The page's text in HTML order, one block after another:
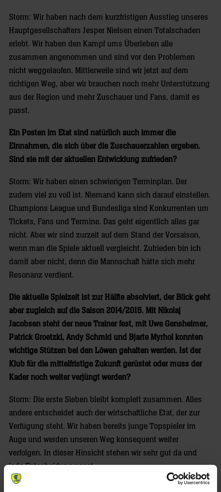
Storm: Wir haben nach dem kurzfristigen Ausstieg unseres
Hauptgesellschafters Jesper Nielsen einen Totalschaden
erlebt. Wir haben den Kampf ums Überleben alle
zusammen angenommen und sind vor den Problemen
nicht weggelaufen. Mittlerweile sind wir jetzt auf dem
richtigen Weg, aber wir brauchen noch mehr Unterstützung
aus der Region und mehr Zuschauer und Fans, damit es
passt.
Ein Posten im Etat sind natürlich auch immer die
Einnahmen, die sich über die Zuschauerzahlen ergeben.
Sind sie mit der aktuellen Entwicklung zufrieden?
Storm: Wir haben einen schwierigen Terminplan. Der
zudem viel zu voll ist. Niemand kann sich darauf einstellen.
Champions League und Bundesliga sind Konkurrenten um
Tickets, Fans und Termine. Das geht eigentlich alles gar
nicht. Aber wir sind zurzeit auf dem Stand der Vorsaison,
wenn man die Spiele aktuell vergleicht. Zufrieden bin ich
damit aber nicht, denn die Mannschaft hätte sich mehr
Resonanz verdient.
Die aktuelle Spielzeit ist zur Hälfte absolviert, der Blick geht
aber zugleich auf die Saison 2014/2015. Mit Nikolaj
Jacobsen steht der neue Trainer fest, mit Uwe Gensheimer,
Patrick Groetzki, Andy Schmid und Bjarte Myrhol konnten
wichtige Stützen bei den Löwen gehalten werden. Ist der
Klub für die mittelfristige Zukunft gerüstet oder muss der
Kader noch weiter verjüngt werden?
Storm: Die erste Sieben bleibt komplett zusammen. Alles
andere entscheidet auch der wirtschaftliche Etat, der zur
Verfügung steht. Wir haben bereits junge Topspieler im
Auge und werden unseren Weg konsequent weiter
verfolgen. In dieser Hinsicht stehen wir sehr gut da und
jede Entscheidung passt.